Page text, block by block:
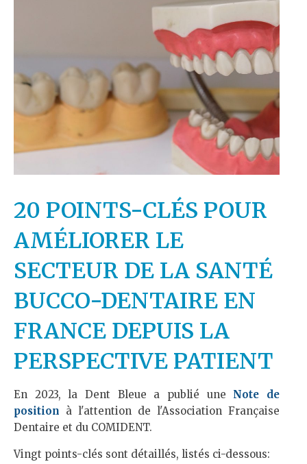
20 POINTS-CLÉS POUR
AMÉLIORER LE
SECTEUR DE LA SANTÉ
BUCCO-DENTAIRE EN
FRANCE DEPUIS LA
PERSPECTIVE PATIENT
En 2023, la Dent Bleue a publié une Note de
position à l'attention de l'Association Française
Dentaire et du COMIDENT.
Vingt points-clés sont détaillés, listés ci-dessous: